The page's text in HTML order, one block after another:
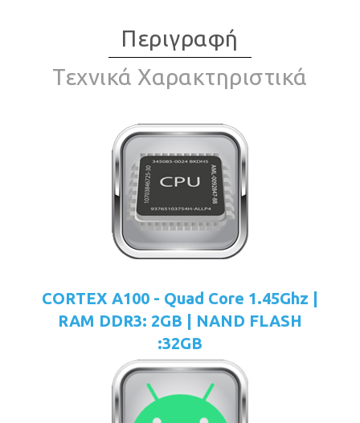
Περιγραφή
Τεχνικά Χαρακτηριστικά
CORTEX A100 - Quad Core 1.45Ghz |
RAM DDR3: 2GB | NAND FLASH
:32GB